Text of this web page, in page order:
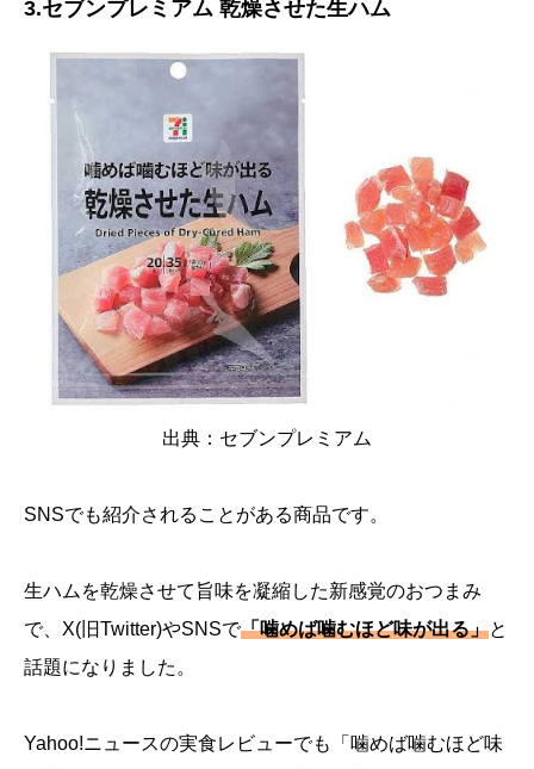
3.セブンプレミアム 乾燥させた生ハム
出典： セブンプレミアム
SNSでも紹介されることがある商品です。
生ハムを乾燥させて旨味を凝縮した新感覚のおつまみ
で、X(旧Twitter)やSNSで「噛めば噛むほど味が出る」と
話題になりました。
Yahoo!ニュースの実食レビューでも「噛めば噛むほど味